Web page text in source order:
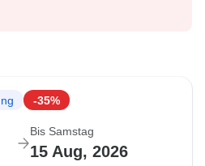
-35%
Bis Samstag
15 Aug, 2026